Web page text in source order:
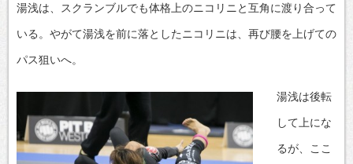
湯浅は、スクランブルでも体格上のニコリニと互角に渡り合って
いる。やがて湯浅を前に落としたニコリニは、再び腰を上げての
パス狙いへ。
湯浅は後転
して上にな
るが、ここ